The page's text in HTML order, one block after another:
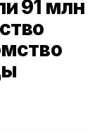
91 млн